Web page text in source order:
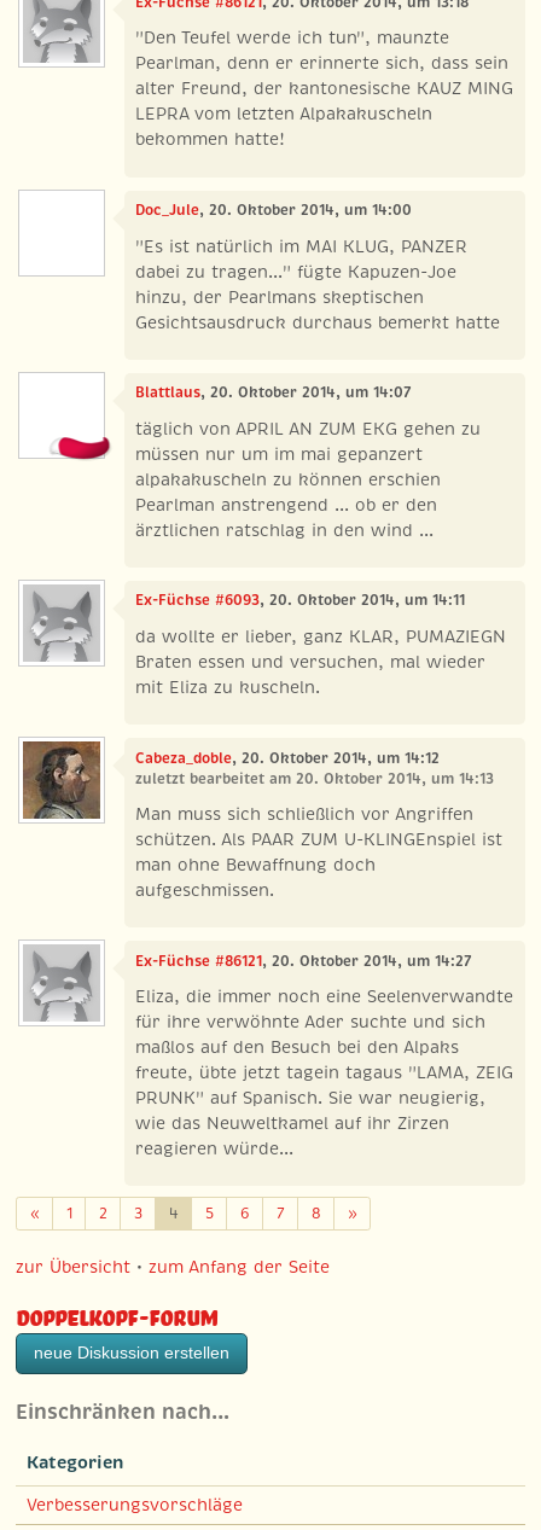
"Den Teufel werde ich tun", maunzte
Pearlman, denn er erinnerte sich, dass sein
alter Freund, der kantonesische KAUZ MING
LEPRA vom letzten Alpakakuscheln
bekommen hatte!
Doc_Jule, 20. Oktober 2014, um 14:00
"Es ist natürlich im MAI KLUG, PANZER
dabei zu tragen..." fügte Kapuzen-Joe
hinzu, der Pearlmans skeptischen
Gesichtsausdruck durchaus bemerkt hatte
Blattlaus, 20. Oktober 2014, um 14:07
täglich von APRIL AN ZUM EKG gehen zu
müssen nur um im mai gepanzert
alpakakuscheln zu können erschien
Pearlman anstrengend ... ob er den
ärztlichen ratschlag in den wind ...
Ex-Füchse #6093, 20. Oktober 2014, um 14:11
da wollte er lieber, ganz KLAR, PUMAZIEGN
Braten essen und versuchen, mal wieder
mit Eliza zu kuscheln.
Cabeza_doble, 20. Oktober 2014, um 14:12
zuletzt bearbeitet am 20. Oktober 2014, um 14:13
Man muss sich schließlich vor Angriffen
schützen. Als PAAR ZUM U-KLINGEnspiel ist
man ohne Bewaffnung doch
aufgeschmissen.
Ex-Füchse #86121, 20. Oktober 2014, um 14:27
Eliza, die immer noch eine Seelenverwandte
für ihre verwöhnte Ader suchte und sich
maßlos auf den Besuch bei den Alpaks
freute, übte jetzt tagein tagaus "LAMA, ZEIG
PRUNK" auf Spanisch. Sie war neugierig,
wie das Neuweltkamel auf ihr Zirzen
reagieren würde...
«Zurück
1 2 3 4 5 6 7 8 »Weiter
zur Übersicht •zum Anfang der Seite
Doppelkopf-Forum
neue Diskussion erstellen
Einschränken nach…
Kategorien
Verbesserungsvorschläge